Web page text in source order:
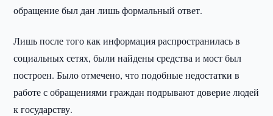
обращение был дан лишь формальный ответ.
Лишь после того как информация распространилась в
социальных сетях, были найдены средства и мост был
построен. Было отмечено, что подобные недостатки в
работе с обращениями граждан подрывают доверие людей
к государству.